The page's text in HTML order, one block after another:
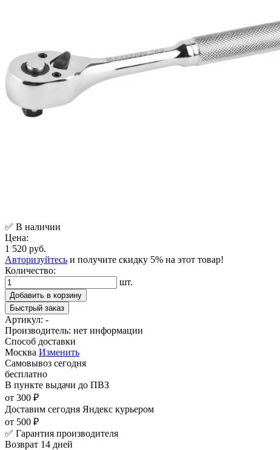
✅ В наличии
Цена:
1 520 руб.
Авторизуйтесь и получите скидку 5% на этот товар!
Количество:
шт.
Добавить в корзину
Быстрый заказ
Артикул: -
Производитель: нет информации
Способ доставки
Москва Изменить
Самовывоз сегодня
бесплатно
В пункте выдачи до ПВЗ
от 300 ₽
Доставим сегодня Яндекс курьером
от 500 ₽
✅ Гарантия производителя
Возврат 14 дней